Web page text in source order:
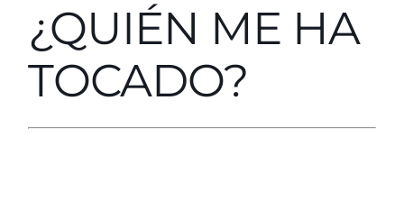
¿QUIÉN ME HA
TOCADO?